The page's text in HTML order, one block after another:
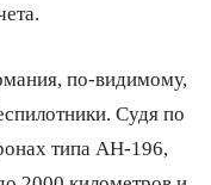
по-видимому,
Судя по
типа AН-196,